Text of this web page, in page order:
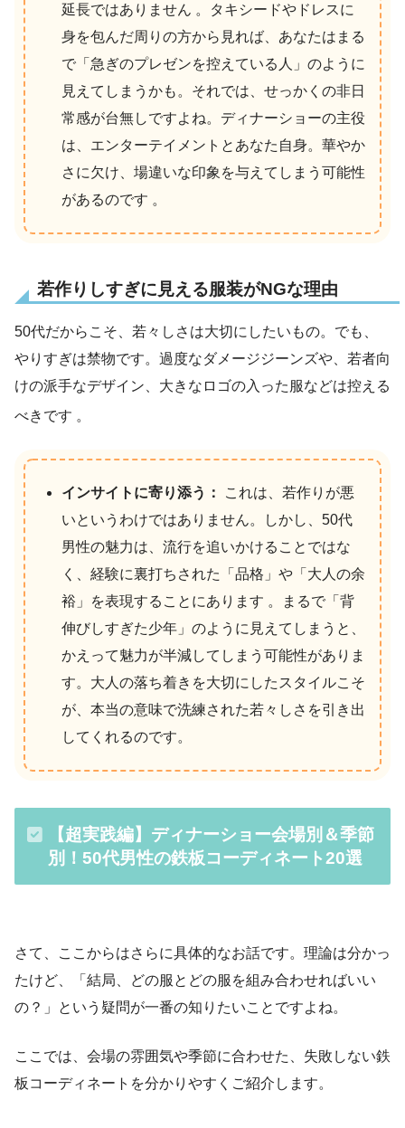
延長ではありません 。タキシードやドレスに
身を包んだ周りの方から見れば、あなたはまる
で「急ぎのプレゼンを控えている人」のように
見えてしまうかも。それでは、せっかくの非日
常感が台無しですよね。ディナーショーの主役
は、エンターテイメントとあなた自身。華やか
さに欠け、場違いな印象を与えてしまう可能性
があるのです 。
若作りしすぎに見える服装がNGな理由
50代だからこそ、若々しさは大切にしたいもの。でも、
やりすぎは禁物です。過度なダメージジーンズや、若者向
けの派手なデザイン、大きなロゴの入った服などは控える
べきです 。
インサイトに寄り添う：
これは、若作りが悪
いというわけではありません。しかし、50代
男性の魅力は、流行を追いかけることではな
く、経験に裏打ちされた「品格」や「大人の余
裕」を表現することにあります 。まるで「背
伸びしすぎた少年」のように見えてしまうと、
かえって魅力が半減してしまう可能性がありま
す。大人の落ち着きを大切にしたスタイルこそ
が、本当の意味で洗練された若々しさを引き出
してくれるのです。
【超実践編】ディナーショー会場別＆季節
別！50代男性の鉄板コーディネート20選
さて、ここからはさらに具体的なお話です。理論は分かっ
たけど、「結局、どの服とどの服を組み合わせればいい
の？」という疑問が一番の知りたいことですよね。
ここでは、会場の雰囲気や季節に合わせた、失敗しない鉄
板コーディネートを分かりやすくご紹介します。